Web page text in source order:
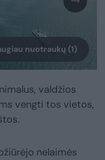
nuotraukų (1)
valdžios
vengti tos vietos,
nelaimės